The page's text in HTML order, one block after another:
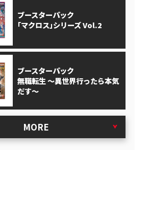
ブースターパック
｢マクロス｣シリーズ Vol.2
ブースターパック
無職転生 ～異世界行ったら本気
だす～
MORE